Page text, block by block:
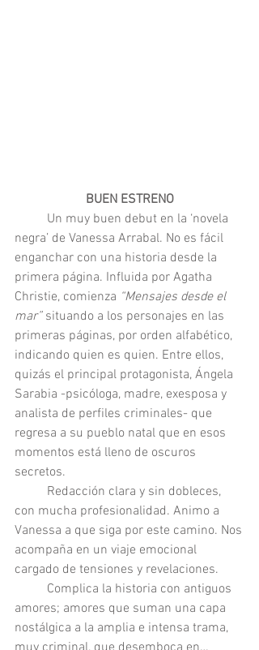
BUEN ESTRENO
Un muy buen debut en la ‘novela
negra’ de Vanessa Arrabal. No es fácil
enganchar con una historia desde la
primera página. Influida por Agatha
Christie, comienza “Mensajes desde el
mar” situando a los personajes en las
primeras páginas, por orden alfabético,
indicando quien es quien. Entre ellos,
quizás el principal protagonista, Ángela
Sarabia -psicóloga, madre, exesposa y
analista de perfiles criminales- que
regresa a su pueblo natal que en esos
momentos está lleno de oscuros
secretos.
Redacción clara y sin dobleces,
con mucha profesionalidad. Animo a
Vanessa a que siga por este camino. Nos
acompaña en un viaje emocional
cargado de tensiones y revelaciones.
Complica la historia con antiguos
amores; amores que suman una capa
nostálgica a la amplia e intensa trama,